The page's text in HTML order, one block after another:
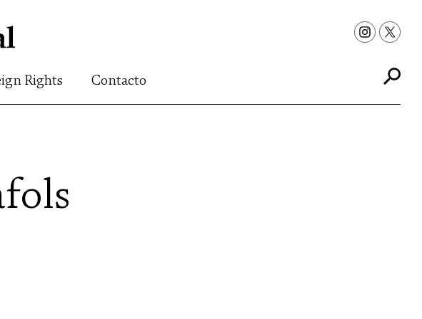
Rights Contacto